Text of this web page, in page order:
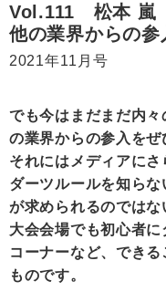
Vol.111 松本 嵐
他の業界からの参
2021年11月号
でも今はまだまだ内
の業界からの参入をぜ
それにはメディアにさ
ダーツルールを知ら
が求められるのではな
大会会場でも初心者
コーナーなど、でき
ものです。